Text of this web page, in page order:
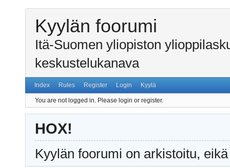
Kyylän foorumi
Itä-Suomen yliopiston
keskustelukanava
Index Rules Register Login Kyylä
You are not logged in. Please login or register.
HOX!
Kyylän foorumi on arkistoitu,